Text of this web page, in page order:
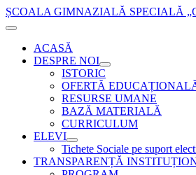
ȘCOALA GIMNAZIALĂ SPECIALĂ
ACASĂ
DESPRE NOI
ISTORIC
OFERTĂ
RESURSE UMANE
BAZĂ MATERIALĂ
CURRICULUM
ELEVI
Tichete Sociale pe suport
TRANSPARENȚĂ